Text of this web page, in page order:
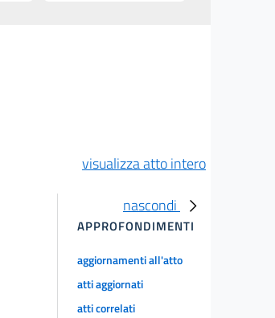
visualizza atto intero
nascondi
APPROFONDIMENTI
aggiornamenti all'atto
atti aggiornati
atti correlati